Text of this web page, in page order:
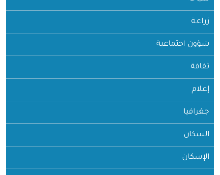
زراعـة
شؤون اجتماعية
ثقافة
إعلام
جغرافيا
السكان
الإسكان